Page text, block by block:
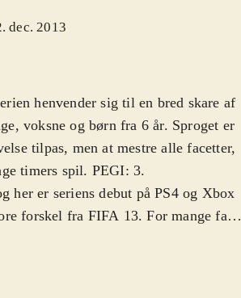
dec. 2013
henvender sig til en bred skare af
voksne og børn fra 6 år. Sproget er
tilpas, men at mestre alle facetter,
timers spil. PEGI: 3.
her er seriens debut på PS4 og Xbox
forskel fra FIFA 13. For mange fans
har de rigtige navne og sæson-trøjer.